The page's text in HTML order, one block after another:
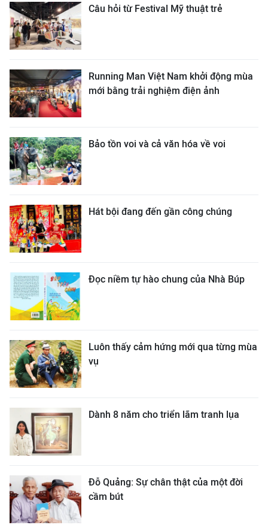
Câu hỏi từ Festival Mỹ thuật trẻ
Running Man Việt Nam khởi động mùa
mới bằng trải nghiệm điện ảnh
Bảo tồn voi và cả văn hóa về voi
Hát bội đang đến gần công chúng
Đọc niềm tự hào chung của Nhà Búp
Luôn thấy cảm hứng mới qua từng mùa
vụ
Dành 8 năm cho triển lãm tranh lụa
Đỗ Quảng: Sự chân thật của một đời
cầm bút